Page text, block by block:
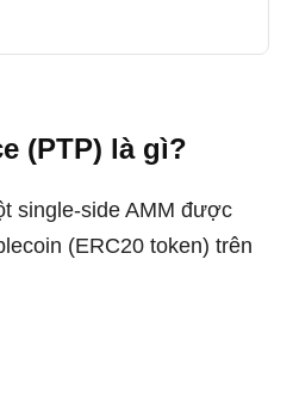
(PTP) là gì?
single-side AMM được
(ERC20 token) trên